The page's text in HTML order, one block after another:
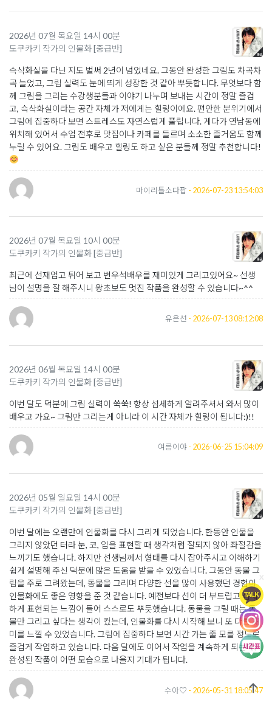
2026년 07월 목요일 14시 00분
도쿠카키 작가의 인물화 [중급반]
슥삭화실을 다닌 지도 벌써 2년이 넘었네요. 그동안 완성한 그림도 차곡차
곡 늘었고, 그림 실력도 눈에 띄게 성장한 것 같아 뿌듯합니다. 무엇보다 함
께 그림을 그리는 수강생분들과 이야기 나누며 보내는 시간이 정말 즐겁
고, 슥삭화실이라는 공간 자체가 저에게는 힐링이에요. 편안한 분위기에서
그림에 집중하다 보면 스트레스도 자연스럽게 풀립니다. 게다가 연남동에
위치해 있어서 수업 전후로 맛집이나 카페를 들르며 소소한 즐거움도 함께
누릴 수 있어요. 그림도 배우고 힐링도 하고 싶은 분들께 정말 추천합니다!
마이리틀소다팝 - 2026-07-23 13:54:03
2026년 07월 목요일 10시 00분
도쿠카키 작가의 인물화 [중급반]
최근에 선재업고 튀어 보고 변우석배우를 재미있게 그리고있어요~ 선생
님이 설명을 잘 해주시니 왕초보도 멋진 작품을 완성할 수 있습니다~^^
유은선 - 2026-07-13 08:12:08
2026년 06월 목요일 14시 00분
도쿠카키 작가의 인물화 [중급반]
이번 달도 덕분에 그림 실력이 쑥쑥! 항상 섬세하게 알려주셔서 와서 많이
배우고 가요~ 그림만 그리는게 아니라 이 시간 자체가 힐링이 됩니다:)!!
여름이야 - 2026-06-25 15:04:09
2026년 05월 일요일 14시 00분
도쿠카키 작가의 인물화 [중급반]
이번 달에는 오랜만에 인물화를 다시 그리게 되었습니다. 한동안 인물을
그리지 않았던 터라 눈, 코, 입을 표현할 때 생각처럼 잘되지 않아 좌절감을
느끼기도 했습니다. 하지만 선생님께서 형태를 다시 잡아주시고 이해하기
쉽게 설명해 주신 덕분에 많은 도움을 받을 수 있었습니다. 그동안 동물 그
림을 주로 그려왔는데, 동물을 그리며 다양한 선을 많이 사용했던 경험이
인물화에도 좋은 영향을 준 것 같습니다. 예전보다 선이 더 부드럽고 섬세
하게 표현되는 느낌이 들어 스스로도 뿌듯했습니다. 동물을 그릴 때는 동
물만 그리고 싶다는 생각이 컸는데, 인물화를 다시 시작해 보니 또 다른 재
미를 느낄 수 있었습니다. 그림에 집중하다 보면 시간 가는 줄 모를 정도로
즐겁게 작업하고 있습니다. 다음 달에도 이어서 작업을 계속하게 되는데,
완성된 작품이 어떤 모습으로 나올지 기대가 됩니다.
수아♡ - 2026-05-31 18:05:47